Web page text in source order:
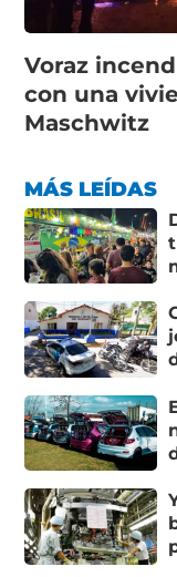
Voraz
con una
Maschwitz
MÁS LEÍDAS